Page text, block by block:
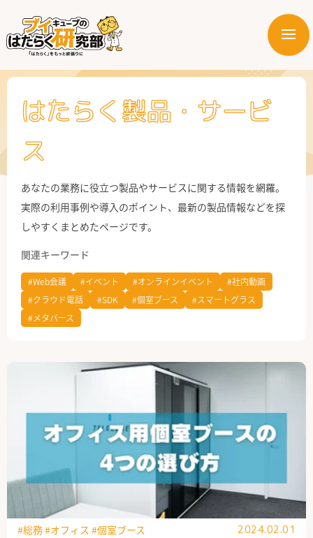
メ
ー
はたらく部署
公式X
はたらく製品・サービ
ス
あなたの業務に役立つ製品やサービスに関する情報を網羅。
実際の利用事例や導入のポイント、最新の製品情報などを探
しやすくまとめたページです。
関連キーワード
#Web会議 #イベント #オンラインイベント
#社内動画
#クラウド電話
#SDK #個室ブース
#スマートグラス
#メタバース
#総務#オフィス #個室ブース 2024.02.01